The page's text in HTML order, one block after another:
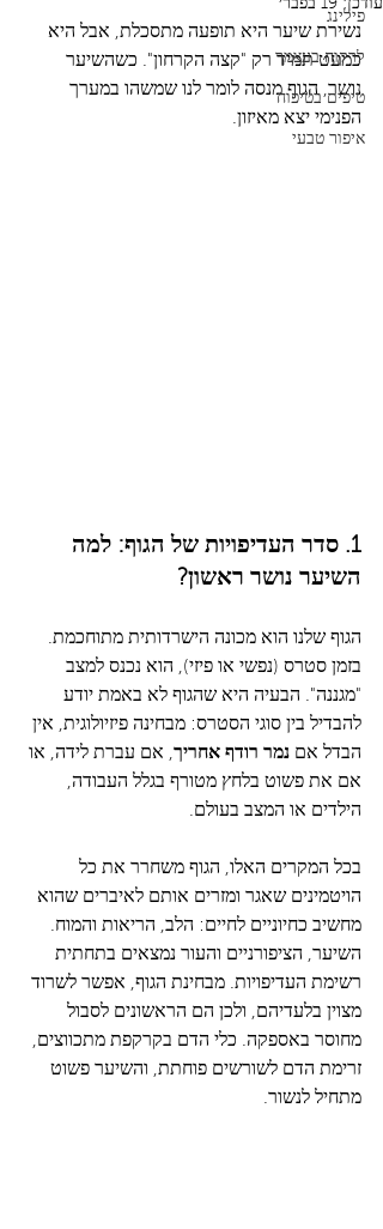
פילינג
לרקוח בעצמך
טיפים בטיפוח
איפור טבעי
עודכן: 19 בפבר׳
נשירת שיער היא תופעה מתסכלת, אבל היא
כמעט תמיד רק "קצה הקרחון". כשהשיער
נושר, הגוף מנסה לומר לנו שמשהו במערך
הפנימי יצא מאיזון.
1. סדר העדיפויות של הגוף: למה
השיער נושר ראשון?
הגוף שלנו הוא מכונה הישרדותית מתוחכמת.
בזמן סטרס (נפשי או פיזי), הוא נכנס למצב
"מגננה". הבעיה היא שהגוף לא באמת יודע
להבדיל בין סוגי הסטרס: מבחינה פיזיולוגית, אין
הבדל אם נמר רודף אחריך, אם עברת לידה, או
אם את פשוט בלחץ מטורף בגלל העבודה,
הילדים או המצב בעולם.
בכל המקרים האלו, הגוף משחרר את כל
הויטמינים שאגר ומזרים אותם לאיברים שהוא
מחשיב כחיוניים לחיים: הלב, הריאות והמוח.
השיער, הציפורניים והעור נמצאים בתחתית
רשימת העדיפויות. מבחינת הגוף, אפשר לשרוד
מצוין בלעדיהם, ולכן הם הראשונים לסבול
מחוסר באספקה. כלי הדם בקרקפת מתכווצים,
זרימת הדם לשורשים פוחתת, והשיער פשוט
מתחיל לנשור.